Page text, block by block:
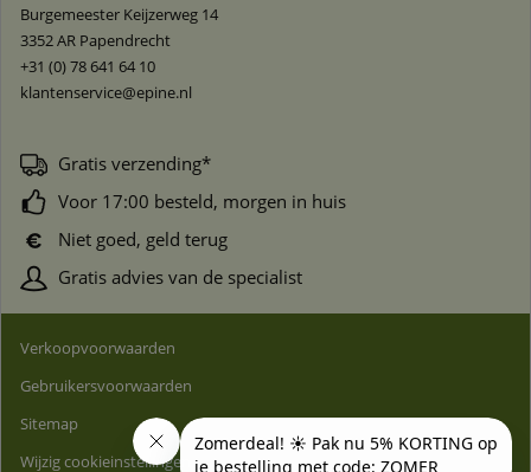
Burgemeester Keijzerweg 14
3352 AR Papendrecht
+31 (0) 78 641 64 10
klantenservice@epine.nl
Gratis verzending*
Voor 17:00 besteld, morgen in huis
Niet goed, geld terug
Gratis advies van de specialist
Verkoopvoorwaarden
Gebruikersvoorwaarden
Sitemap
Wijzig cookieinstellingen